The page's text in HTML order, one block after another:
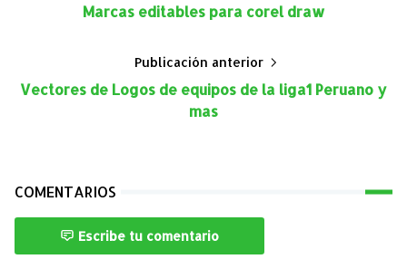
Marcas editables para corel draw
Publicación anterior
Vectores de Logos de equipos de la liga1 Peruano y
mas
COMENTARIOS
Escribe tu comentario